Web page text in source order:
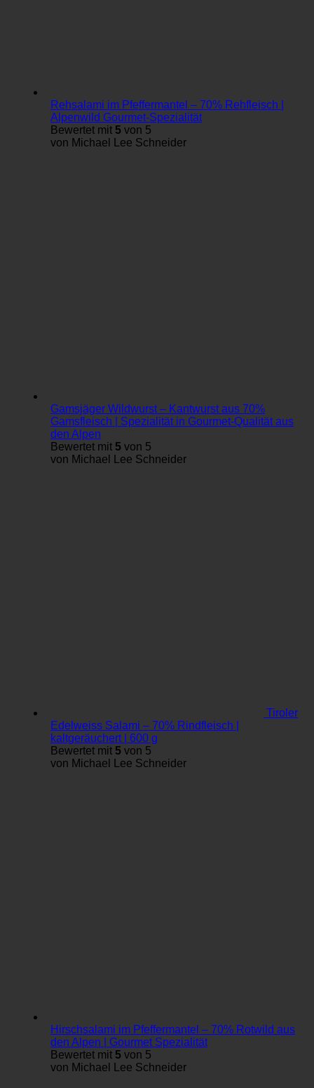
Rehsalami im Pfeffermantel – 70% Rehfleisch |
Alpenwild Gourmet-Spezialität
Bewertet mit 5 von 5
von Michael Lee Schneider
Gamsjäger Wildwurst – Kantwurst aus 70%
Gamsfleisch | Spezialität in Gourmet-Qualität aus
den Alpen
Bewertet mit 5 von 5
von Michael Lee Schneider
Tiroler
Edelweiss Salami – 70% Rindfleisch |
kaltgeräuchert | 600 g
Bewertet mit 5 von 5
von Michael Lee Schneider
Hirschsalami im Pfeffermantel – 70% Rotwild aus
den Alpen | Gourmet Spezialität
Bewertet mit 5 von 5
von Michael Lee Schneider